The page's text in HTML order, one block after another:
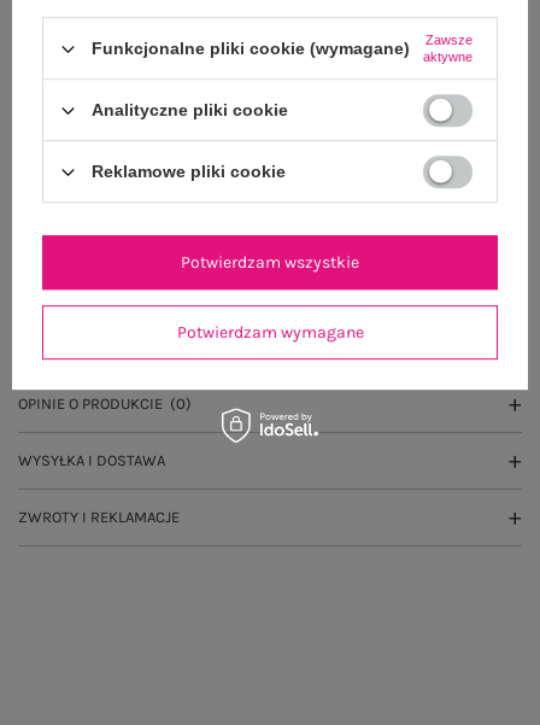
100 dni na zwrot
OPIS PRODUKTU
OPINIE O PRODUKCIE (0)
WYSYŁKA I DOSTAWA
ZWROTY I REKLAMACJE
Funkcjonalne pliki cookie (wymagane)
Zawsze
aktywne
Analityczne pliki cookie
Reklamowe pliki cookie
Potwierdzam wymagane
Potwierdzam wszystkie